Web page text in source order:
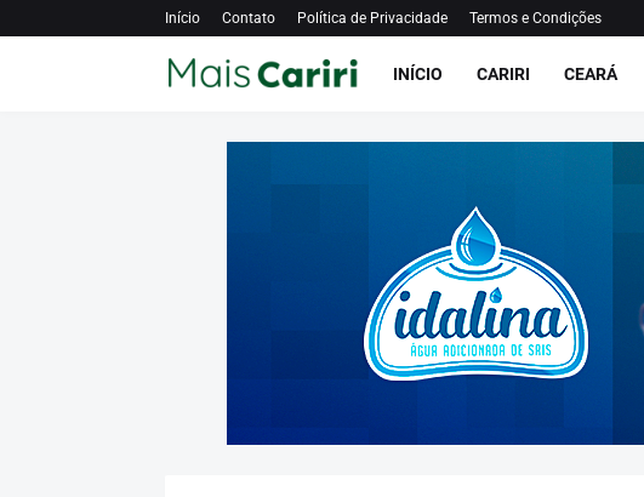
Início Contato Política de Privacidade Termos e Condições
INÍCIO CARIRI CEARÁ